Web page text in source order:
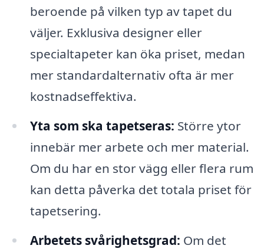
beroende på vilken typ av tapet du
väljer. Exklusiva designer eller
specialtapeter kan öka priset, medan
mer standardalternativ ofta är mer
kostnadseffektiva.
Yta som ska tapetseras: Större ytor
innebär mer arbete och mer material.
Om du har en stor vägg eller flera rum
kan detta påverka det totala priset för
tapetsering.
Arbetets svårighetsgrad: Om det